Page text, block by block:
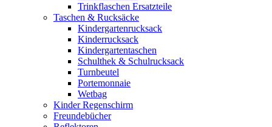
Trinkflaschen Ersatzteile
Taschen & Rucksäcke
Kindergartenrucksack
Kinderrucksack
Kindergartentaschen
Schulthek & Schulrucksack
Turnbeutel
Portemonnaie
Wetbag
Kinder Regenschirm
Freundebücher